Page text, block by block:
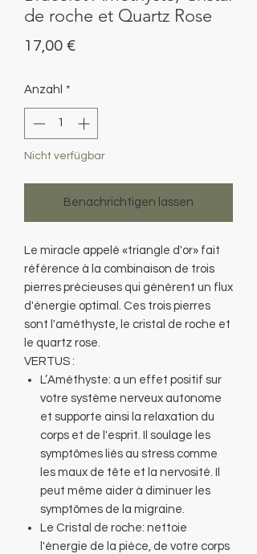
de roche et Quartz Rose
17,00 €Preis
Anzahl *
Nicht verfügbar
Benachrichtigen lassen
Le miracle appelé «triangle d'or» fait
référence à la combinaison de trois
pierres précieuses qui génèrent un flux
d'énergie optimal. Ces trois pierres
sont l'améthyste, le cristal de roche et
le quartz rose.
VERTUS :
L’Améthyste: a un effet positif sur
votre système nerveux autonome
et supporte ainsi la relaxation du
corps et de l'esprit. Il soulage les
symptômes liés au stress comme
les maux de tête et la nervosité. Il
peut même aider à diminuer les
symptômes de la migraine.
Le Cristal de roche: nettoie
l'énergie de la pièce, de votre corps